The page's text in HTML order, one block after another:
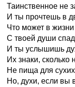
Таинственное не
И ты прочтешь в
Что может в жизни
С твоей души
И ты услышишь
Их знаки, сколько
Не пища для
Но, духи, если вы